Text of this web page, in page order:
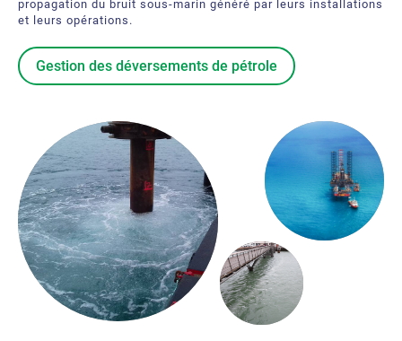
propagation du bruit sous‑marin généré par leurs installations
et leurs opérations.
Gestion des déversements de pétrole